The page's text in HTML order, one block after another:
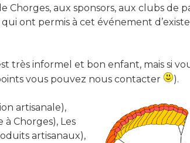
Chorges, aux sponsors, aux clubs de
ont permis à cet événement
très informel et bon enfant, mais si
vous pouvez nous contacter
).
artisanale),
à Chorges), Les
artisanaux),